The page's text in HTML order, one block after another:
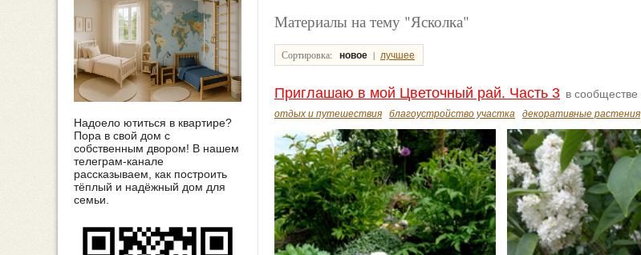
Материалы на тему "Ясколка"
Сортировка: новое | лучшее
Приглашаю в мой Цветочный рай. Часть 3 в сообществе
отдых и путешествия благоустройство участка декоративные растения
Надоело ютиться в квартире?
Пора в свой дом с
собственным двором! В нашем
телеграм-канале
рассказываем, как построить
тёплый и надёжный дом для
семьи.